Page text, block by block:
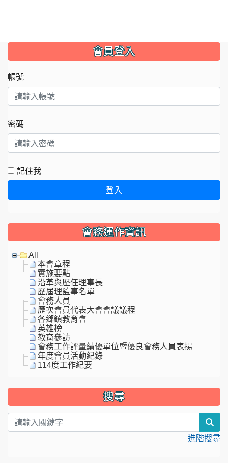
會員登入
帳號
密碼
記住我
登入
會務運作資訊
All
本會章程
實施要點
沿革與歷任理事長
歷屆理監事名單
會務人員
歷次會員代表大會會議議程
各鄉鎮教育會
英雄榜
教育參訪
會務工作評量績優單位暨優良會務人員表揚
年度會員活動紀錄
114度工作紀要
搜尋
進階搜尋